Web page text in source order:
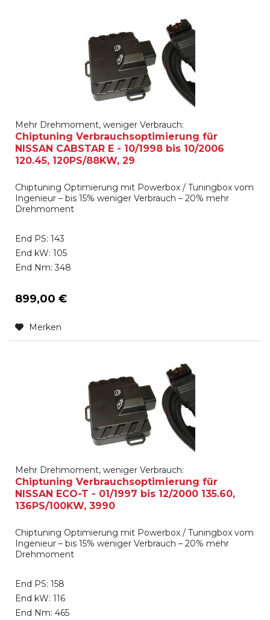
Mehr Drehmoment, weniger Verbrauch:
Chiptuning Verbrauchsoptimierung für
NISSAN CABSTAR E - 10/1998 bis 10/2006
120.45, 120PS/88KW, 29
Chiptuning Optimierung mit Powerbox / Tuningbox vom
Ingenieur – bis 15% weniger Verbrauch – 20% mehr
Drehmoment
End PS: 143
End kW: 105
End Nm: 348
899,00 €
Merken
Mehr Drehmoment, weniger Verbrauch:
Chiptuning Verbrauchsoptimierung für
NISSAN ECO-T - 01/1997 bis 12/2000 135.60,
136PS/100KW, 3990
Chiptuning Optimierung mit Powerbox / Tuningbox vom
Ingenieur – bis 15% weniger Verbrauch – 20% mehr
Drehmoment
End PS: 158
End kW: 116
End Nm: 465